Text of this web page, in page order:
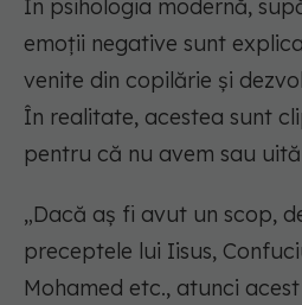
În psihologia modernă,
emoții negative sunt
venite din copilărie și
În realitate, acestea sunt
pentru că nu avem sau
„Dacă aș fi avut un scop,
preceptele lui Iisus,
Mohamed etc., atunci